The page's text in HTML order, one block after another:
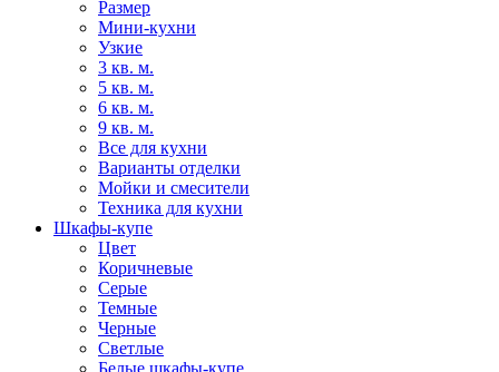
Размер
Мини-кухни
Узкие
3 кв. м.
5 кв. м.
6 кв. м.
9 кв. м.
Все для кухни
Варианты отделки
Мойки и смесители
Техника для кухни
Шкафы-купе
Цвет
Коричневые
Серые
Темные
Черные
Светлые
Белые шкафы-купе